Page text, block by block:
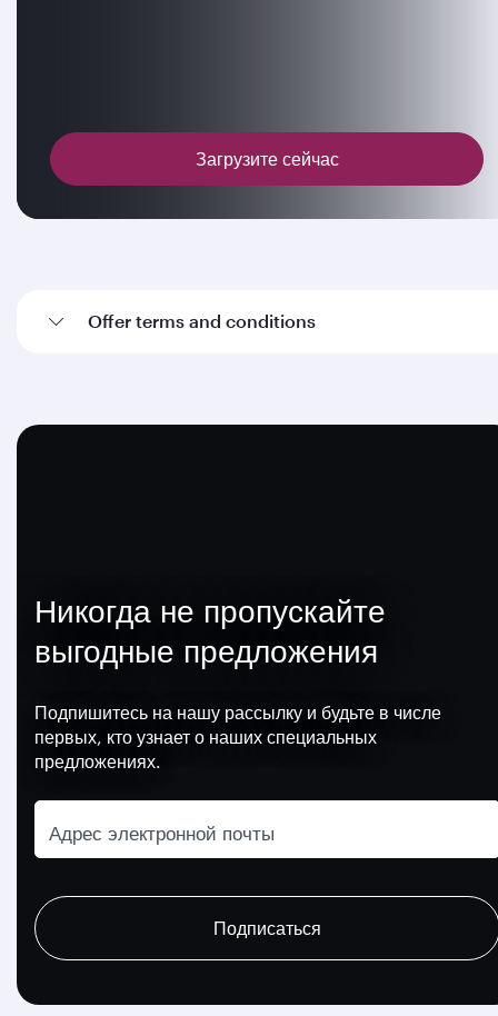
Загрузите сейчас
Offer terms and conditions
Никогда не пропускайте
выгодные предложения
Подпишитесь на нашу рассылку и будьте в числе
первых, кто узнает о наших специальных
предложениях.
Адрес электронной почты
Подписаться